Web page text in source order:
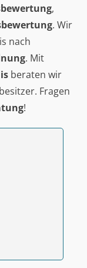
,
. Wir
nach
. Mit
beraten wir
Fragen
!